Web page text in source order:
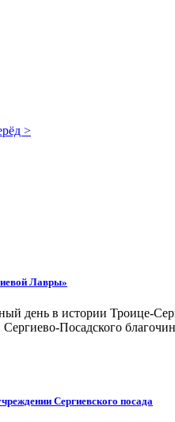
>
Лавры»
день в истории Троице-
Посадского
Сергиевского посада